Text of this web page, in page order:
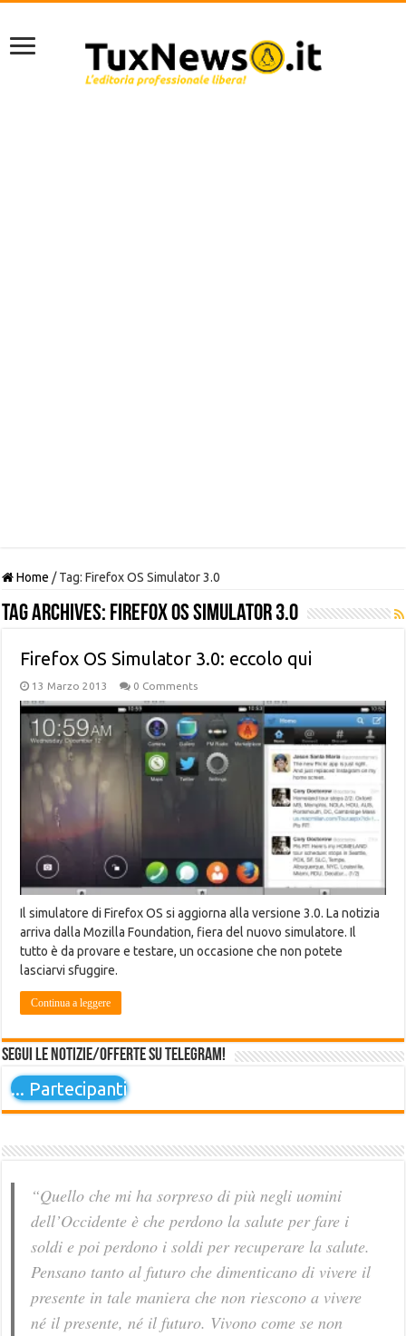
Home / Tag:Firefox OS Simulator 3.0
Tag Archives: Firefox OS Simulator 3.0
Firefox OS Simulator 3.0: eccolo qui
13 Marzo 2013 0 Comments
Il simulatore di Firefox OS si aggiorna alla versione 3.0. La notizia
arriva dalla Mozilla Foundation, fiera del nuovo simulatore. Il
tutto è da provare e testare, un occasione che non potete
lasciarvi sfuggire.
Continua a leggere
Segui le notizie/offerte su Telegram!
... Partecipanti
“Quello che mi ha sorpreso di più negli uomini
dell’Occidente è che perdono la salute per fare i
soldi e poi perdono i soldi per recuperare la salute.
Pensano tanto al futuro che dimenticano di vivere il
presente in tale maniera che non riescono a vivere
né il presente, né il futuro. Vivono come se non